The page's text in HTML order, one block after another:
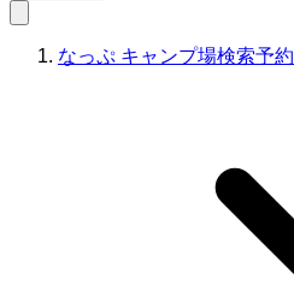
なっぷ キャンプ場検索予約